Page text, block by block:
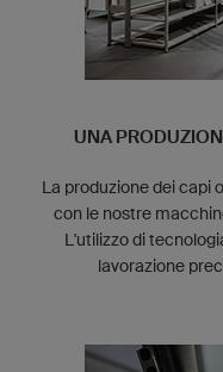
UNA
La produzione dei capi
con le nostre
L'utilizzo di
lavorazione